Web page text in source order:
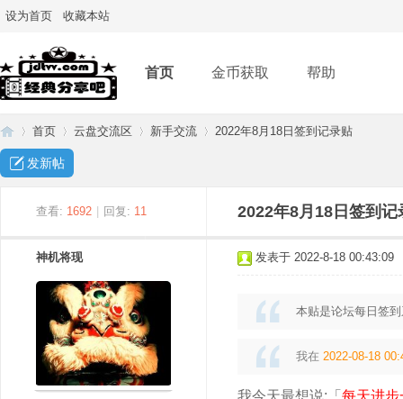
设为首页 收藏本站
首页 金币获取 帮助
首页
›
云盘交流区
›
新手交流 2022年8月18日签到记录贴
发新帖
查看: 1692 回复: 11 2022年8月18日签到记
神机将现 发表于 2022-8-18 00:43:09
本贴是论坛每日签
我在 2022-08-18
我今天最想说:「 每天进步